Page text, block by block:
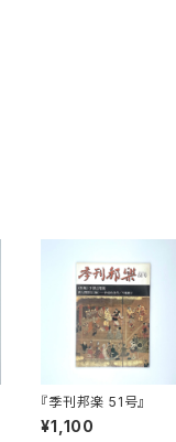
『季刊邦楽 51号』
¥1,100